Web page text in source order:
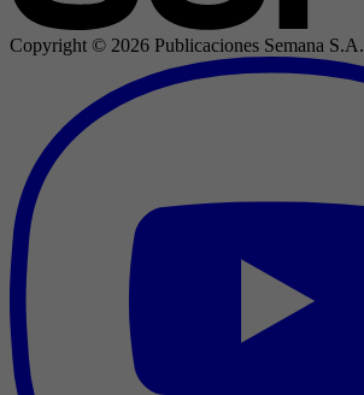
Copyright © 2026 Publicaciones Semana S.A.